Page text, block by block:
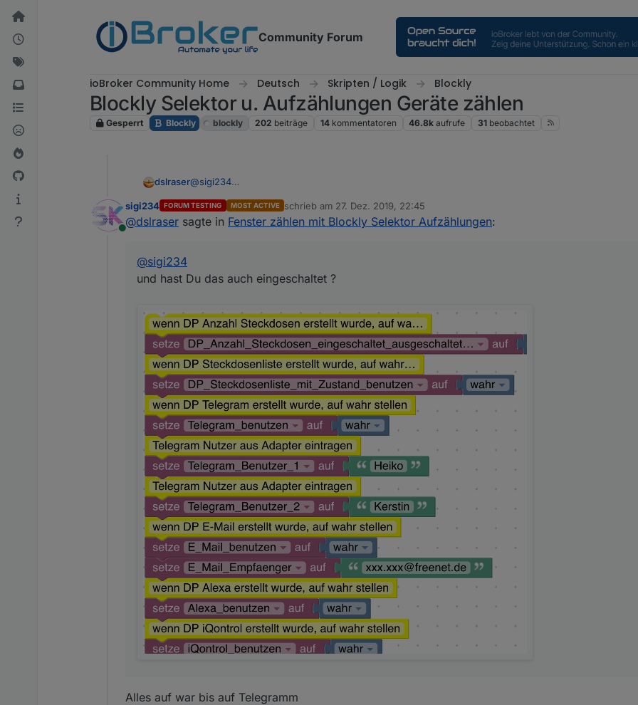
Weiter zum Inhalt
Community Forum
ioBroker Community Home Deutsch Skripten / Logik Blockly
Blockly Selektor u. Aufzählungen Geräte zählen
Gesperrt Blockly blockly 202 beiträge 14 kommentatoren 46.8k aufrufe 31 beobachtet
dslraser@sigi234
Online
sigi234 FORUM TESTING MOST ACTIVE schrieb am 27. Dez. 2019, 22:45
zuletzt editiert von
@dslraser sagte in Fenster zählen mit Blockly Selektor Aufzählungen:
@sigi234
und hast Du das auch eingeschaltet ?
Alles auf war bis auf Telegramm